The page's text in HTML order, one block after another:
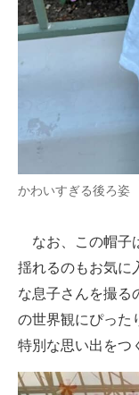
かわいすぎる後ろ姿
なお、この帽子
揺れるのもお気に
な息子さんを撮る
の世界観にぴった
特別な思い出をつ